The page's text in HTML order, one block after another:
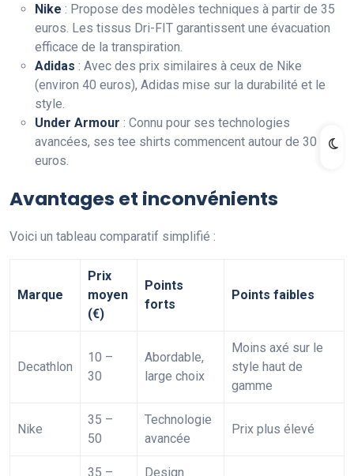
Nike : Propose des modèles techniques à partir de 35
euros. Les tissus Dri-FIT garantissent une évacuation
efficace de la transpiration.
Adidas : Avec des prix similaires à ceux de Nike
(environ 40 euros), Adidas mise sur la durabilité et le
style.
Under Armour : Connu pour ses technologies
avancées, ses tee shirts commencent autour de 30
euros.
Avantages et inconvénients
Voici un tableau comparatif simplifié :
Marque
Prix
moyen
(€)
Points
forts
Points faibles
Decathlon
10 –
30
Abordable,
large choix
Moins axé sur le
style haut de
gamme
Nike
35 –
50
Technologie
avancée
Prix plus élevé
35 – Design